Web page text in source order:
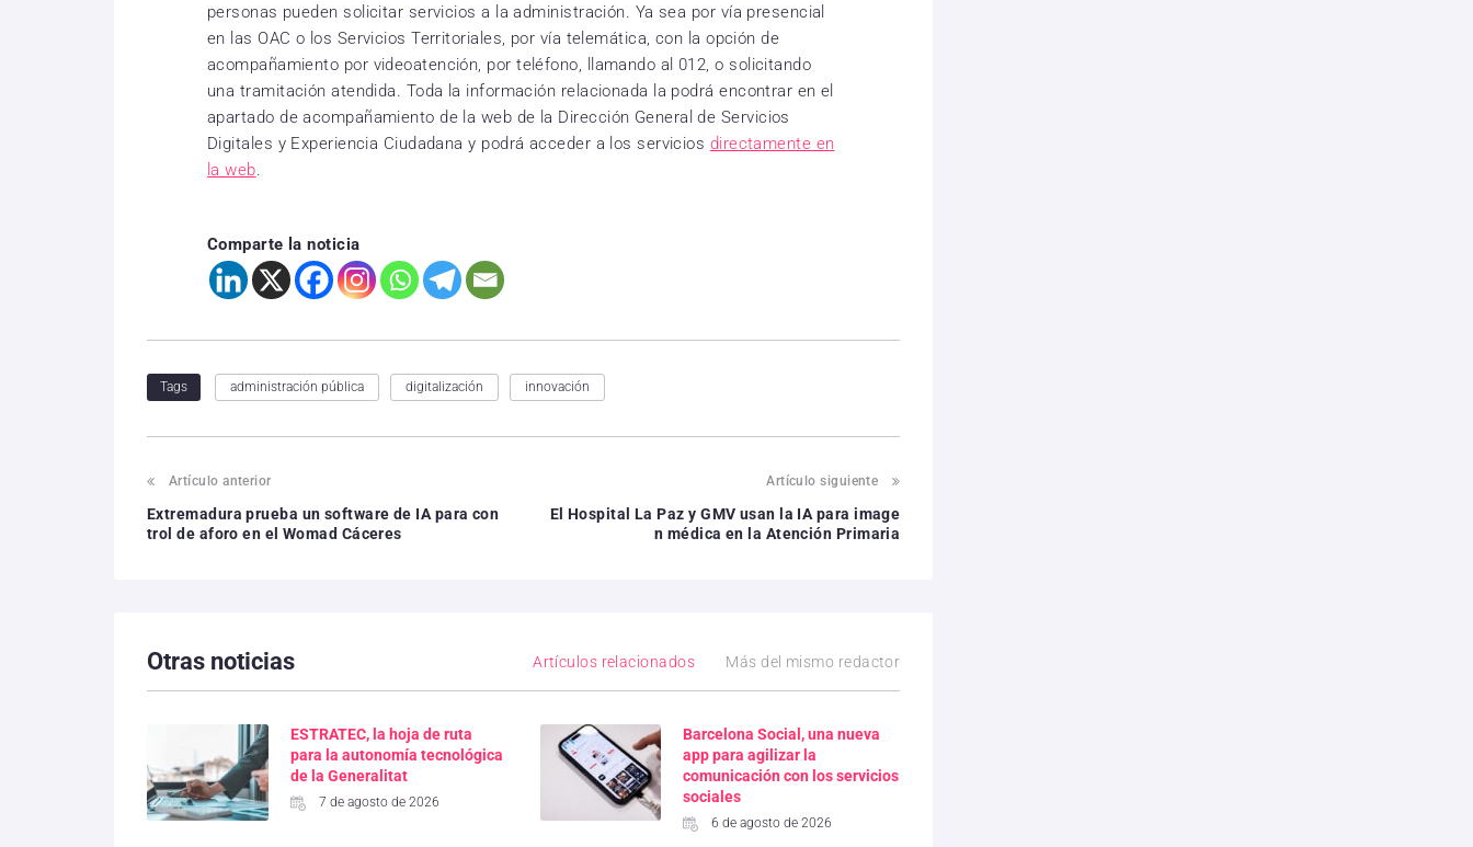
personas pueden solicitar servicios a la administración. Ya sea por vía presencial
en las OAC o los Servicios Territoriales, por vía telemática, con la opción de
acompañamiento por videoatención, por teléfono, llamando al 012, o solicitando
una tramitación atendida. Toda la información relacionada la podrá encontrar en el
apartado de acompañamiento de la web de la Dirección General de Servicios
Digitales y Experiencia Ciudadana y podrá acceder a los servicios directamente en
la web
Comparte la noticia
Tags administración pública digitalización innovación
Artículo anterior
Extremadura prueba un software de IA para con
trol de aforo en el Womad Cáceres
Artículo siguiente
El Hospital La Paz y GMV usan la IA para image
n médica en la Atención Primaria
Otras noticias Artículos relacionados Más del mismo redactor
ESTRATEC, la hoja de ruta
para la autonomía tecnológica
de la Generalitat
7 de agosto de 2026
Barcelona Social, una nueva
app para agilizar la
comunicación con los servicios
sociales
6 de agosto de 2026